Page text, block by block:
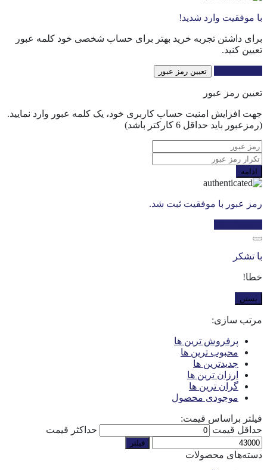
با موفقیت وارد شدید!
برای داشتن تجربه خرید بهتر برای حساب شخصی خود کلمه عبور
تعیین کنید.
تعیین رمز عبور
تعیین رمز عبور
جهت افزایش امنیت حساب کاربری خود، یک کلمه عبور وارد نمایید.
(رمزعبور باید حداقل 6 کارکتر باشد)
ادامه
رمز عبور با موفقیت ثبت شد.
با تشکر
خطا!
بستن
مرتب سازی:
پرفروش ترین ها
محبوب ترین ها
جدیدترین ها
ارزان ترین ها
گران ترین ها
موجودی محصول
فیلتر براساس قیمت:
حداقل قیمت
حداکثر قیمت
فیلتر
دسته‌های محصولات